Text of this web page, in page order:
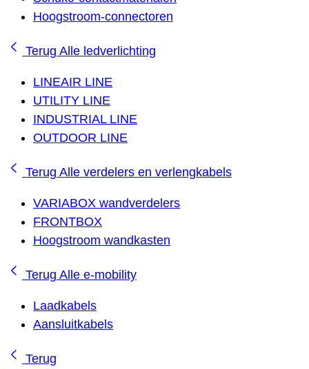
Hoogstroom-connectoren
Terug Alle ledverlichting
LINEAIR LINE
UTILITY LINE
INDUSTRIAL LINE
OUTDOOR LINE
Terug Alle verdelers en verlengkabels
VARIABOX wandverdelers
FRONTBOX
Hoogstroom wandkasten
Terug Alle e-mobility
Laadkabels
Aansluitkabels
Terug